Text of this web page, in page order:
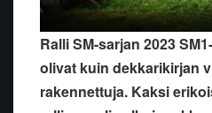
Ralli SM-sarjan 2023
olivat kuin dekkarikirjan
rakennettuja. Kaksi